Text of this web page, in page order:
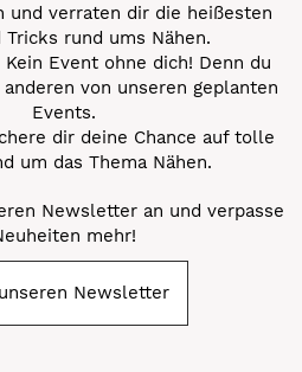
und verraten dir die heißesten
Tricks rund ums Nähen.
Event ohne dich! Denn du
von unseren geplanten
Events.
dir deine Chance auf tolle
um das Thema Nähen.
Newsletter an und verpasse
mehr!
Newsletter